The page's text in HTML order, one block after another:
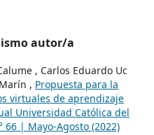
autor/a
, Carlos Eduardo Uc
, Propuesta para la
virtuales de aprendizaje
Universidad Católica del
66 | Mayo-Agosto (2022)